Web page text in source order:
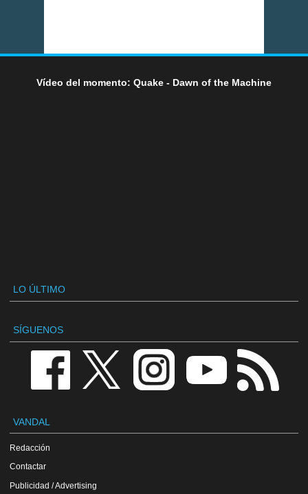
Vídeo del momento: Quake - Dawn of the Machine
LO ÚLTIMO
SÍGUENOS
VANDAL
Redacción
Contactar
Publicidad / Advertising